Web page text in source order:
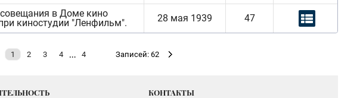
в Доме кино
киностудии "Ленфильм".
28 мая 1939 47
1 2 3 4 … 4 Записей: 62
КОНТАКТЫ